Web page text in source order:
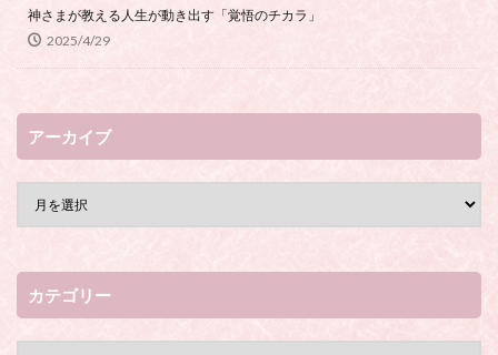
神さまが教える人生が動き出す「覚悟のチカラ」
2025/4/29
アーカイブ
カテゴリー